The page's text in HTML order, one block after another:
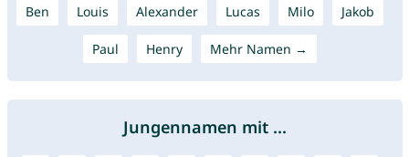
Ben Louis Alexander Lucas Milo Jakob
Paul Henry Mehr Namen →
Jungennamen mit ...